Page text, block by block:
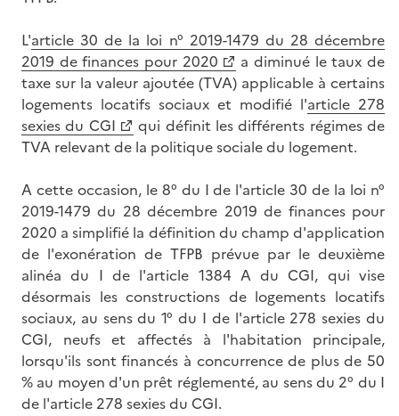
L'article 30 de la loi n° 2019-1479 du 28 décembre
2019 de finances pour 2020
a diminué le taux de
taxe sur la valeur ajoutée (TVA) applicable à certains
logements locatifs sociaux et modifié l'article 278
sexies du CGI
qui définit les différents régimes de
TVA relevant de la politique sociale du logement.
A cette occasion, le 8° du I de l'article 30 de la loi n°
2019-1479 du 28 décembre 2019 de finances pour
2020 a simplifié la définition du champ d'application
de l'exonération de TFPB prévue par le deuxième
alinéa du I de l'article 1384 A du CGI, qui vise
désormais les constructions de logements locatifs
sociaux, au sens du 1° du I de l'article 278 sexies du
CGI, neufs et affectés à l'habitation principale,
lorsqu'ils sont financés à concurrence de plus de 50
% au moyen d'un prêt réglementé, au sens du 2° du I
de l'article 278 sexies du CGI.